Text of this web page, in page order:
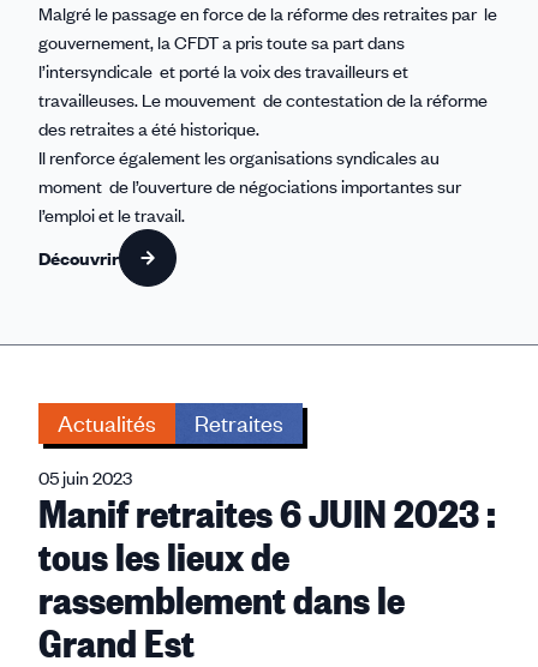
Malgré le passage en force de la réforme des retraites par le
gouvernement, la CFDT a pris toute sa part dans
l’intersyndicale et porté la voix des travailleurs et
travailleuses. Le mouvement de contestation de la réforme
des retraites a été historique.
Il renforce également les organisations syndicales au
moment de l’ouverture de négociations importantes sur
l’emploi et le travail.
Découvrir
Actualités Retraites
05 juin 2023
Manif retraites 6 JUIN 2023 :
tous les lieux de
rassemblement dans le
Grand Est